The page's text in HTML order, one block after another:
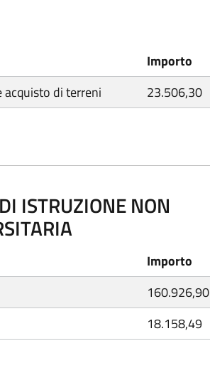
Importo
di terreni 23.506,30
ISTRUZIONE NON
Importo
160.926,90
18.158,49